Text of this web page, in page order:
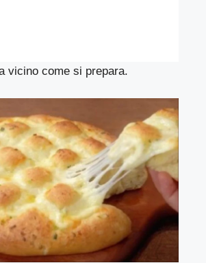
vicino come si prepara.